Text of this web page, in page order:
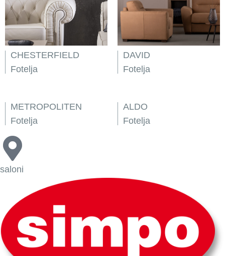
CHESTERFIELD
Fotelja
DAVID
Fotelja
METROPOLITEN
Fotelja
ALDO
Fotelja
saloni